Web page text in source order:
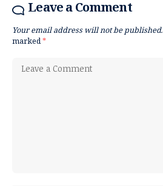
Leave a Comment
Your email address will not be published.
marked*